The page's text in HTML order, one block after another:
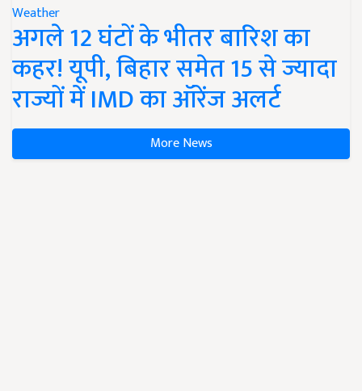
Weather
अगले 12 घंटों के भीतर बारिश का
कहर! यूपी, बिहार समेत 15 से ज्यादा
राज्यों में IMD का ऑरेंज अलर्ट
More News